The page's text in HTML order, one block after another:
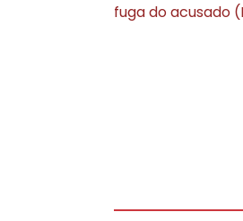
fuga do acusado